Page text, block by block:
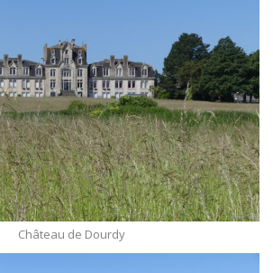
Château de Dourdy